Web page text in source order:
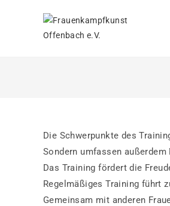
Die Schwerpunkte des
Sondern umfassen
Das Training fördert die
Regelmäßiges Training führt
Gemeinsam mit anderen